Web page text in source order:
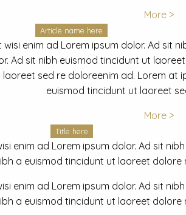
More >
Article name here
enim ad Lorem ipsum dolor. Ad
Ad sit nibh euismod tincidunt ut
sed re doloreenim ad. Lorem
euismod tincidunt ut laoreet
More >
Title here
enim ad Lorem ipsum dolor. Ad sit
a euismod tincidunt ut laoreet
enim ad Lorem ipsum dolor. Ad sit
a euismod tincidunt ut laoreet